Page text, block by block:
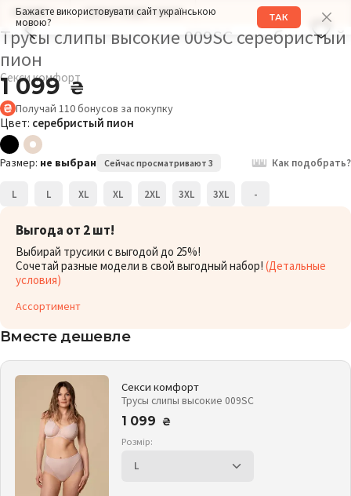
Бажаєте використовувати сайт українською
мовою?
ТАК
РАЗМЕР: L ОБХВАТ БЕДЕР: 100СМ
Трусы слипы высокие 009SC серебристый
пион
Секси комфорт
1 099₴
Получай 110бонусов за покупку
Цвет: серебристый пион
Размер: не выбран Сейчас просматривают 3 Как подобрать?
L L XL XL 2XL 3XL 3XL -
Выгода от 2 шт!
Выбирай трусики с выгодой до 25%!
Сочетай разные модели в свой выгодный набор! (Детальные
условия)
Ассортимент
Вместе дешевле
Секси комфорт
Трусы слипы высокие 009SC
1 099
₴
Розмір: